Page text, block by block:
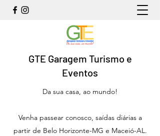
GTE Garagem Turismo e
Eventos
Da sua casa, ao mundo!
Venha passear conosco, saídas diárias a
partir de Belo Horizonte-MG e Maceió-AL.